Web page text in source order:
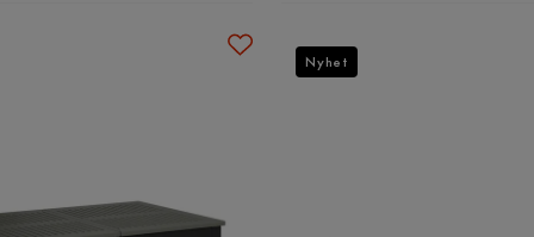
Nyhet